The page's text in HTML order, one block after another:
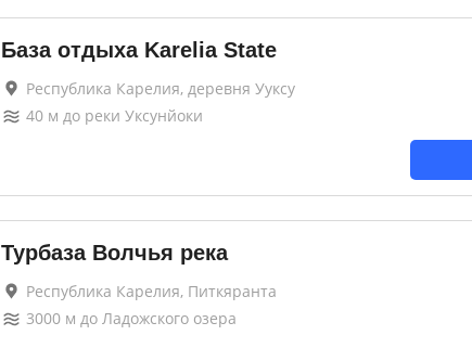
База отдыха Karelia State
Республика Карелия, деревня Ууксу
40м до реки Уксунйоки
Турбаза Волчья река
Республика Карелия, Питкяранта
3000м до Ладожского озера